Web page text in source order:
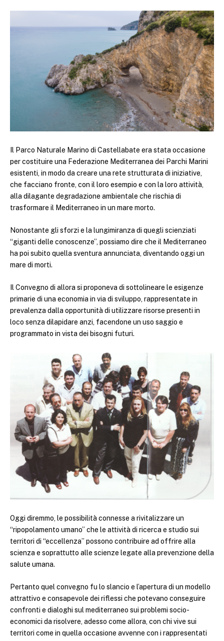
Il Parco Naturale Marino di Castellabate era stata occasione
per costituire una Federazione Mediterranea dei Parchi Marini
esistenti, in modo da creare una rete strutturata di iniziative,
che facciano fronte, con il loro esempio e con la loro attività,
alla dilagante degradazione ambientale che rischia di
trasformare il Mediterraneo in un mare morto.
Nonostante gli sforzi e la lungimiranza di quegli scienziati
“giganti delle conoscenze”, possiamo dire che il Mediterraneo
ha poi subito quella sventura annunciata, diventando oggi un
mare di morti.
Il Convegno di allora si proponeva di sottolineare le esigenze
primarie di una economia in via di sviluppo, rappresentate in
prevalenza dalla opportunità di utilizzare risorse presenti in
loco senza dilapidare anzi, facendone un uso saggio e
programmato in vista dei bisogni futuri.
Oggi diremmo, le possibilità connesse a rivitalizzare un
“ripopolamento umano” che le attività di ricerca e studio sui
territori di “eccellenza” possono contribuire ad offrire alla
scienza e soprattutto alle scienze legate alla prevenzione della
salute umana.
Pertanto quel convegno fu lo slancio e l’apertura di un modello
attrattivo e consapevole dei riflessi che potevano conseguire
confronti e dialoghi sul mediterraneo sui problemi socio-
economici da risolvere, adesso come allora, con chi vive sui
territori come in quella occasione avvenne con i rappresentati